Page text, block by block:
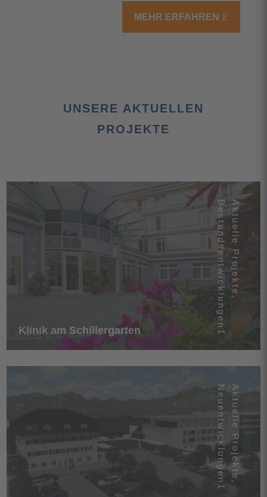
MEHR ERFAHREN
UNSERE AKTUELLEN
PROJEKTE
Klinik am Schillergarten
Aktuelle Projekte
,
Bestandsentwicklungen1
Aktuelle Projekte
,
Neuentwicklungen1